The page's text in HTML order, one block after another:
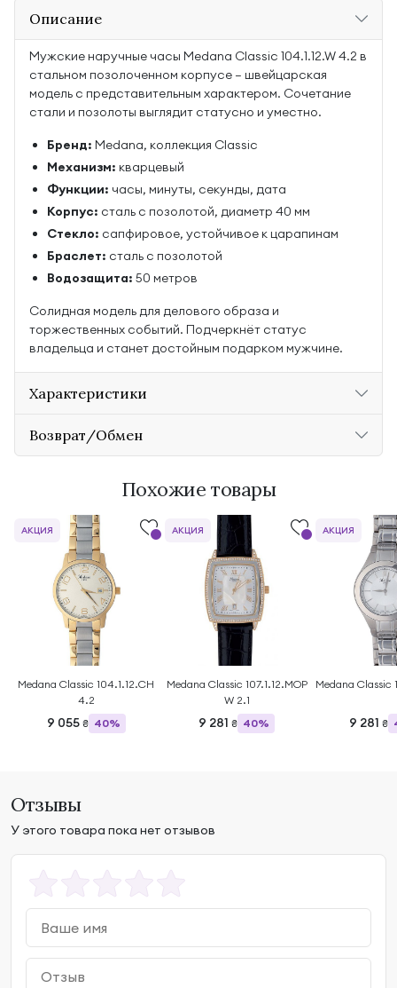
Описание
Мужские наручные часы Medana Classic 104.1.12.W 4.2 в
стальном позолоченном корпусе — швейцарская
модель с представительным характером. Сочетание
стали и позолоты выглядит статусно и уместно.
Бренд: Medana, коллекция Classic
Механизм: кварцевый
Функции: часы, минуты, секунды, дата
Корпус: сталь с позолотой, диаметр 40 мм
Стекло: сапфировое, устойчивое к царапинам
Браслет: сталь с позолотой
Водозащита: 50 метров
Солидная модель для делового образа и
торжественных событий. Подчеркнёт статус
владельца и станет достойным подарком мужчине.
Характеристики
Возврат/Обмен
Похожие товары
Medana Classic 104.1.12.CH
4.2
9 055 ₴ 40%
АКЦИЯ
Medana Classic 107.1.12.MOP
W 2.1
9 281 ₴ 40%
АКЦИЯ
Medana Classic
9 281 ₴
АКЦИЯ
Отзывы
У этого товара пока нет отзывов